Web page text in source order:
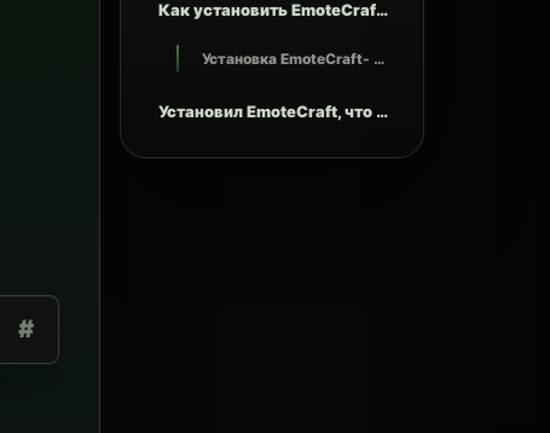
#
Как установить EmoteCraft?
Установка EmoteCraft- Откройте меню EmoteCraft командой /emotecraft - Нажмите на ссылку, чтобы получить её в чат - Перейдите по полученной ссылке - В открывшейся вкладке выберите нужную версию мода - Обязательно выберите загрузчик: Fabric или Forge - После скачивания откройте папку Minecraft - Для быстрого перехода введите в поиске проводника %appdata% - Перейдите в папку .minecraft - Затем откройте папку mods - Скопируйте скачанный файл мода в папку mods
Установил EmoteCraft, что дальше?